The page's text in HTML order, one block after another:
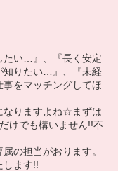
たい…』、『長く安定
知りたい…』、『未経
をマッチングしてほ
なりますよね☆まずは
けでも構いません!!不
の担当がおります。
します!!